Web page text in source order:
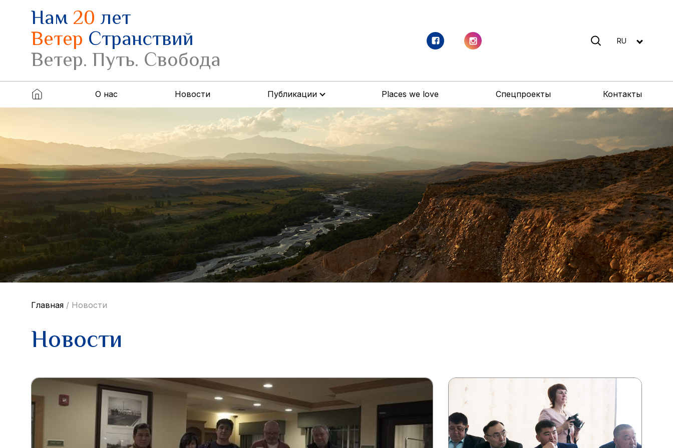
Нам20лет
Ветер Странствий
Ветер. Путь. Свобода
RU
О нас Новости Публикации Places we love Спецпроекты Контакты
Главная / Новости
Новости